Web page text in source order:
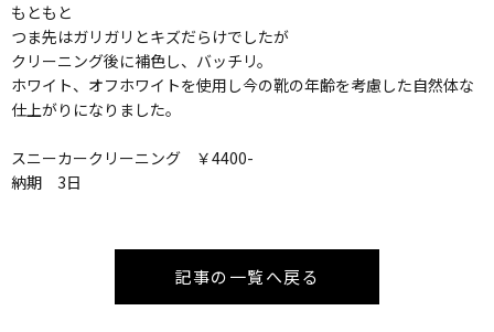
もともと
つま先はガリガリとキズだらけでしたが
クリーニング後に補色し、バッチリ。
ホワイト、オフホワイトを使用し今の靴の年齢を考慮した自然体な
仕上がりになりました。
スニーカークリーニング ￥4400-
納期 3日
記事の一覧へ戻る